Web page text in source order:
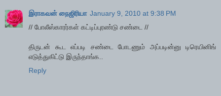
இராகவன் நைஜிரியா January 9, 2010 at 9:38 PM
// போலீஸ்காரர்கள் கட்டிப்புரண்டு சண்டை //
திருடன் கூட எப்படி சண்டை போடணும் அப்படின்னு டிரெயினிங்
எடுத்துகிட்டு இருந்தாங்க..
Reply